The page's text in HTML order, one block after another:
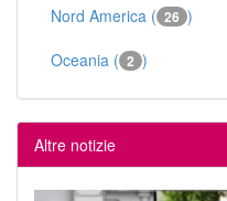
Nord America ( 26 )
Oceania ( 2 )
Altre notizie